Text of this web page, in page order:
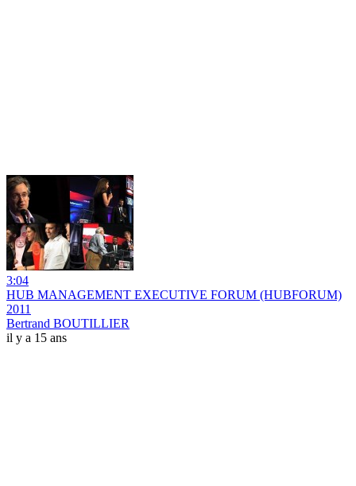
3:04
HUB MANAGEMENT EXECUTIVE FORUM (HUBFORUM)
2011
Bertrand BOUTILLIER
il y a 15 ans